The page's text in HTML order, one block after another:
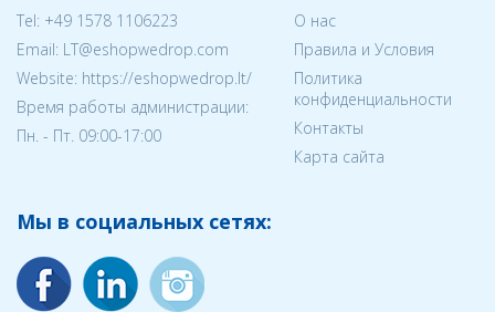
Tel: +49 1578 1106223
Email: LT@eshopwedrop.com
Website: https://eshopwedrop.lt/
Время работы администрации:
Пн. - Пт. 09:00-17:00
О нас
Правила и Условия
Политика
конфиденциальности
Контакты
Карта сайта
Мы в социальных сетях: